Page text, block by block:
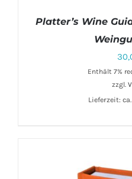
IN DEN
Platter’s Wine
Enthält 7%
zzgl.
Lieferzeit: